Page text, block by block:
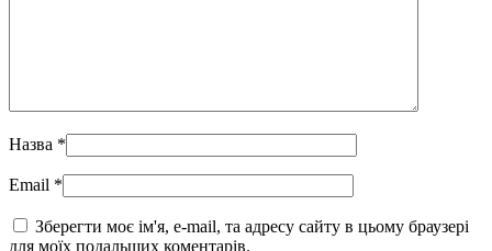
Назва *
Email *
Зберегти моє ім'я, e-mail, та адресу сайту в цьому браузері
для моїх подальших коментарів.